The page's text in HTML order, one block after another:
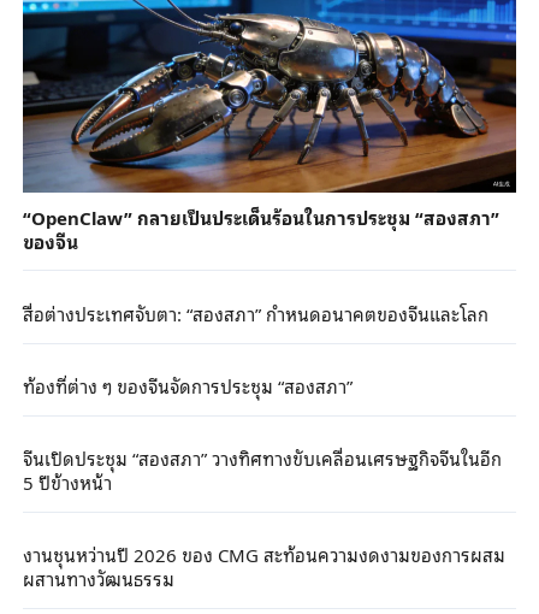
“OpenClaw” กลายเป็นประเด็นร้อนในการประชุม “สองสภา”
ของจีน
สื่อต่างประเทศจับตา: “สองสภา” กำหนดอนาคตของจีนและโลก
ท้องที่ต่าง ๆ ของจีนจัดการประชุม “สองสภา”
จีนเปิดประชุม “สองสภา” วางทิศทางขับเคลื่อนเศรษฐกิจจีนในอีก
5 ปีข้างหน้า
งานชุนหว่านปี 2026 ของ CMG สะท้อนความงดงามของการผสม
ผสานทางวัฒนธรรม